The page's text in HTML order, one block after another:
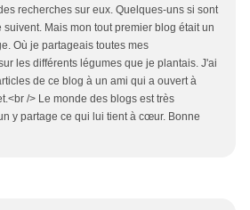
recherches sur eux. Quelques-uns si sont
suivent. Mais mon tout premier blog était un
Où je partageais toutes mes
les différents légumes que je plantais. J'ai
de ce blog à un ami qui a ouvert à
/> Le monde des blogs est très
y partage ce qui lui tient à cœur. Bonne